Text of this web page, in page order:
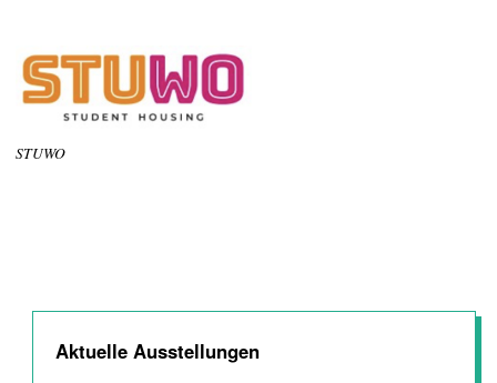
STUWO
Aktuelle Ausstellungen